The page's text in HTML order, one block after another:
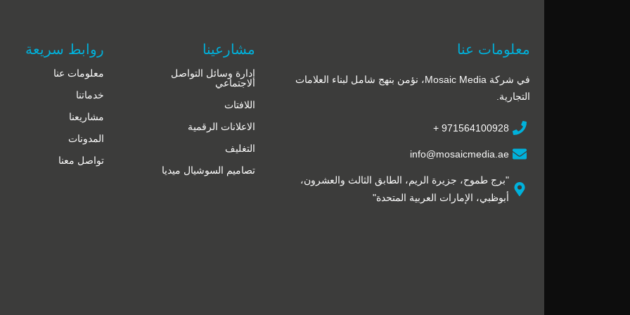
معلومات عنا
في شركة Mosaic Media، نؤمن بنهج شامل لبناء العلامات
التجارية.
971564100928 +
info@mosaicmedia.ae
"برج طموح، جزيرة الريم، الطابق الثالث والعشرون،
أبوظبي، الإمارات العربية المتحدة"
مشارعينا
إدارة وسائل التواصل
الاجتماعي
اللافتات
الاعلانات الرقمية
التغليف
تصاميم السوشيال ميديا
روابط سريعة
معلومات عنا
خدماتنا
مشاريعنا
المدونات
تواصل معنا